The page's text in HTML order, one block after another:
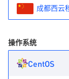
成都西云
操作系统
CentOS